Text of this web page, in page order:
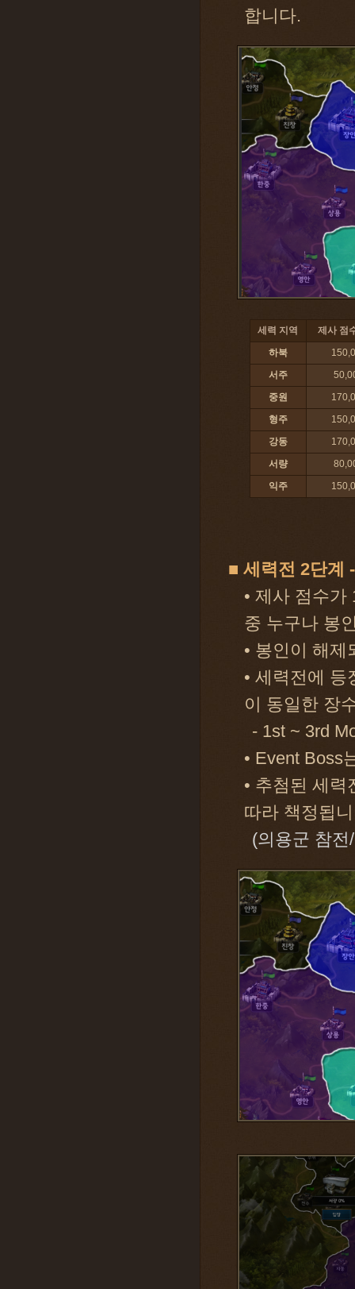
합니다.
세력 지역
제사 점
하북
서주
중원
형주
강동
서량
익주
■ 세력전 2단계
• 제사 점수
중 누구나 봉
• 봉인이 해
• 세력전에
이 동일한 장
- 1st ~ 3rd
• Event Boss
• 추첨된 세
따라 책정됩
(의용군 참